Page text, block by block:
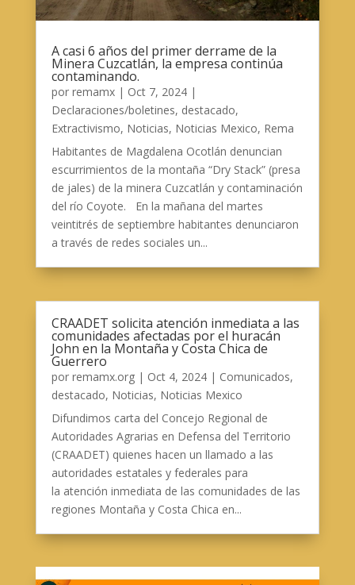
A casi 6 años del primer derrame de la
Minera Cuzcatlán, la empresa continúa
contaminando.
por remamx| Oct 7, 2024|
Declaraciones/boletines, destacado,
Extractivismo, Noticias, Noticias Mexico, Rema
Habitantes de Magdalena Ocotlán denuncian
escurrimientos de la montaña “Dry Stack” (presa
de jales) de la minera Cuzcatlán y contaminación
del río Coyote. En la mañana del martes
veintitrés de septiembre habitantes denunciaron
a través de redes sociales un...
CRAADET solicita atención inmediata a las
comunidades afectadas por el huracán
John en la Montaña y Costa Chica de
Guerrero
por remamx.org| Oct 4, 2024| Comunicados,
destacado, Noticias, Noticias Mexico
Difundimos carta del Concejo Regional de
Autoridades Agrarias en Defensa del Territorio
(CRAADET) quienes hacen un llamado a las
autoridades estatales y federales para
la atención inmediata de las comunidades de las
regiones Montaña y Costa Chica en...